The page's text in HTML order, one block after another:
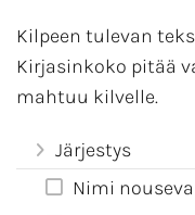
Kilpeen tulevan
Kirjasinkoko pitää
mahtuu kilvelle.
Järjestys
Nimi nouseva